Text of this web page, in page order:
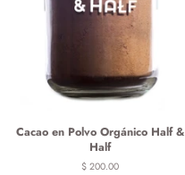
Cacao en Polvo Orgánico Half &
Half
Precio
$ 200.00